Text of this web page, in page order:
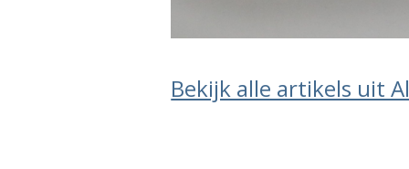
Bekijk alle artikels uit